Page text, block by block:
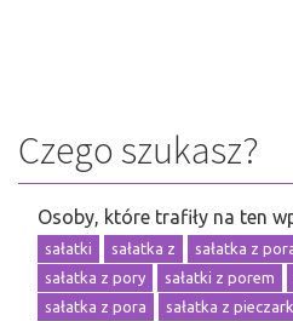
Czego szukasz?
Osoby, które trafiły na ten
sałatki
sałatka z sałatka z
sałatka z pory
sałatki z porem
sałatka z pora
sałatka z